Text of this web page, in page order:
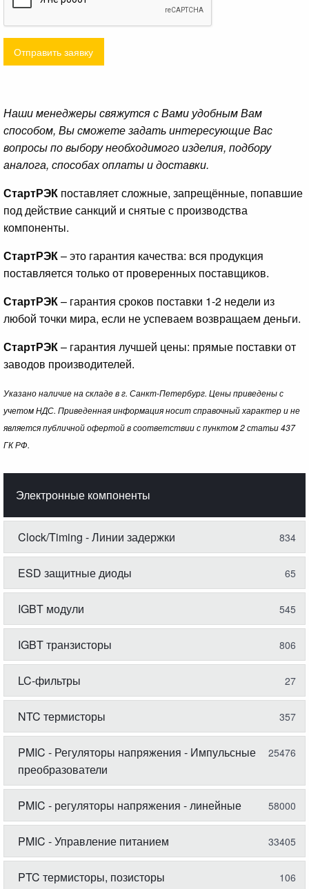
Отправить заявку
Наши менеджеры свяжутся с Вами удобным Вам
способом, Вы сможете задать интересующие Вас
вопросы по выбору необходимого изделия, подбору
аналога, способах оплаты и доставки.
СтартРЭК поставляет сложные, запрещённые, попавшие
под действие санкций и снятые с производства
компоненты.
СтартРЭК– это гарантия качества: вся продукция
поставляется только от проверенных поставщиков.
СтартРЭК– гарантия сроков поставки 1-2 недели из
любой точки мира, если не успеваем возвращаем деньги.
СтартРЭК– гарантия лучшей цены: прямые поставки от
заводов производителей.
Указано наличие на складе в г. Санкт-Петербург. Цены приведены с
учетом НДС. Приведенная информация носит справочный характер и не
является публичной офертой в соответствии с пунктом 2 статьи 437
ГК РФ.
Электронные компоненты
Clock/Timing - Линии задержки 834
ESD защитные диоды 65
IGBT модули 545
IGBT транзисторы 806
LC-фильтры 27
NTC термисторы 357
PMIC - Регуляторы напряжения - Импульсные
преобразователи
25476
PMIC - регуляторы напряжения - линейные 58000
PMIC - Управление питанием 33405
PTC термисторы, позисторы 106